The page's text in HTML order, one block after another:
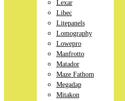
Lexar
Libec
Litepanels
Lomography
Lowepro
Manfrotto
Matador
Maze Fathom
Megadap
Mitakon